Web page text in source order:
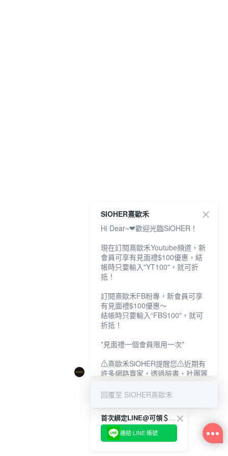
首次綁定LINE@可領＄100折扣優惠
連結 LINE 帳號
SIOHER熹歐禾
Hi Dear~❤歡迎光臨SiOHER！
現在訂閱熹歐禾Youtube頻道，新
會員可享有見面禮$100優惠，結
帳時只要輸入"YT100"，就可折
抵！
訂閱熹歐禾FB粉專，新會員可享
有見面禮$100優惠～
結帳時只要輸入“FBS100"，就可
折抵！
*見面禮一個會員限用一次*
⚠熹歐禾SiOHER提醒您⚠近期有
許多網路賣家，透過臉書、社團等
SiOHER』品牌授權、或有內部管
消費者上當及受害。
如有疑慮請至官網先訂單查尋如
〝TM / TS / TG〞開頭,都是我們
回覆至 SIOHER熹歐禾